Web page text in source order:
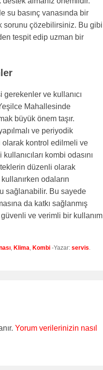
su basınç vanasında bir
sorunu çözebilirsiniz. Bu gibi
tespit edip uzman bir
ve kullanıcı
Mahallesinde
büyük önem taşır.
ve periyodik
olarak kontrol edilmeli ve
kombi odasını
düzenli olarak
odaların
sağlanabilir. Bu sayede
da katkı sağlanmış
ve verimli bir kullanım
, Klima, Kombi -Yazar: servis.
Yorum verilerinizin nasıl